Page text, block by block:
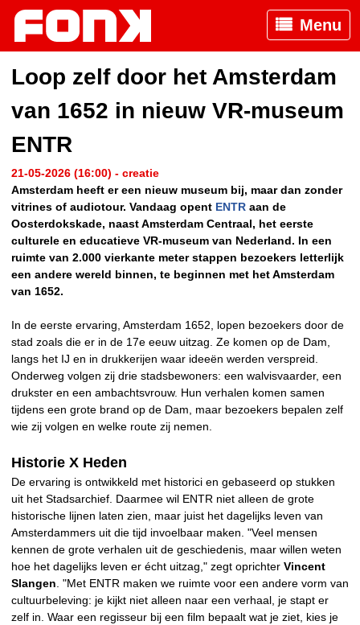
Menu
Loop zelf door het Amsterdam
van 1652 in nieuw VR-museum
ENTR
21-05-2026 (16:00) - creatie
Amsterdam heeft er een nieuw museum bij, maar dan zonder
vitrines of audiotour. Vandaag opent ENTR aan de
Oosterdokskade, naast Amsterdam Centraal, het eerste
culturele en educatieve VR-museum van Nederland. In een
ruimte van 2.000 vierkante meter stappen bezoekers letterlijk
een andere wereld binnen, te beginnen met het Amsterdam
van 1652.
In de eerste ervaring, Amsterdam 1652, lopen bezoekers door de
stad zoals die er in de 17e eeuw uitzag. Ze komen op de Dam,
langs het IJ en in drukkerijen waar ideeën werden verspreid.
Onderweg volgen zij drie stadsbewoners: een walvisvaarder, een
drukster en een ambachtsvrouw. Hun verhalen komen samen
tijdens een grote brand op de Dam, maar bezoekers bepalen zelf
wie zij volgen en welke route zij nemen.
Historie X Heden
De ervaring is ontwikkeld met historici en gebaseerd op stukken
uit het Stadsarchief. Daarmee wil ENTR niet alleen de grote
historische lijnen laten zien, maar juist het dagelijks leven van
Amsterdammers uit die tijd invoelbaar maken. "Veel mensen
kennen de grote verhalen uit de geschiedenis, maar willen weten
hoe het dagelijks leven er écht uitzag," zegt oprichter Vincent
Slangen . "Met ENTR maken we ruimte voor een andere vorm van
cultuurbeleving: je kijkt niet alleen naar een verhaal, je stapt er
zelf in. Waar een regisseur bij een film bepaalt wat je ziet, kies je